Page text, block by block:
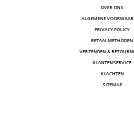
OVER ONS
ALGEMENE
PRIVACY POLICY
BETAALMETHODEN
VERZENDEN &
KLANTENSERVICE
KLACHTEN
SITEMAP